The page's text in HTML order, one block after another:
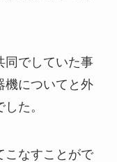
同でしていた事
機についてと外
た。
こなすことがで